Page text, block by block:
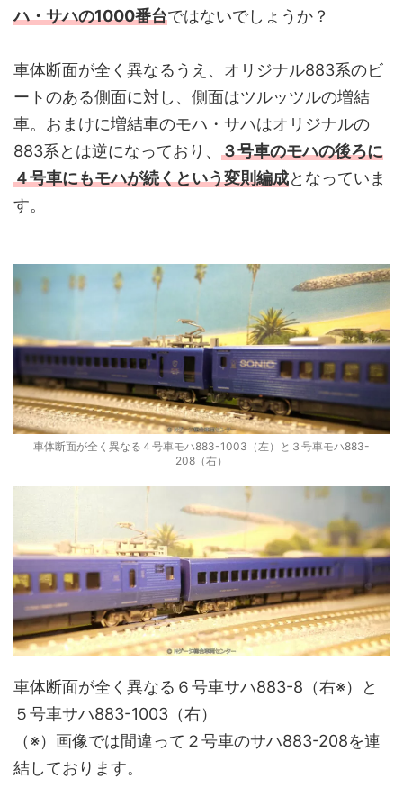
ハ・サハの1000番台ではないでしょうか？
車体断面が全く異なるうえ、オリジナル883系のビ
ートのある側面に対し、側面はツルッツルの増結
車。おまけに増結車のモハ・サハはオリジナルの
883系とは逆になっており、 ３号車のモハの後ろに
４号車にもモハが続くという変則編成となっていま
す。
車体断面が全く異なる４号車モハ883-1003（左）と３号車モハ883-
208（右）
車体断面が全く異なる６号車サハ883-8（右※）と
５号車サハ883-1003（右）
（※）画像では間違って２号車のサハ883-208を連
結しております。